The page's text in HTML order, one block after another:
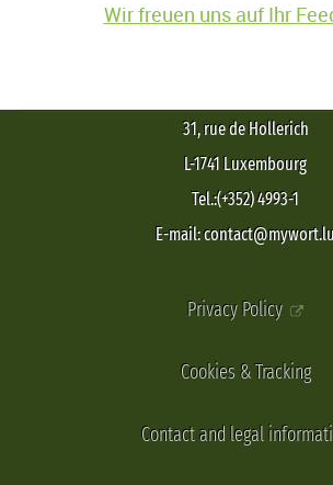
Wir freuen uns auf Ihr
31, rue de Hollerich
L-1741 Luxembourg
Tel.:(+352) 4993-1
E-mail: contact@mywort.lu
Privacy Policy
Cookies & Tracking
Contact and legal